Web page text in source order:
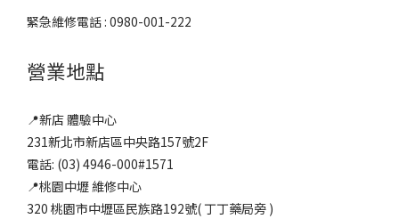
緊急維修電話 : 0980-001-222
營業地點
📍新店 體驗中心
231新北市新店區中央路157號2F
電話: (03) 4946-000#1571
📍桃園中壢 維修中心
320 桃園市中壢區民族路192號( 丁丁藥局旁 )